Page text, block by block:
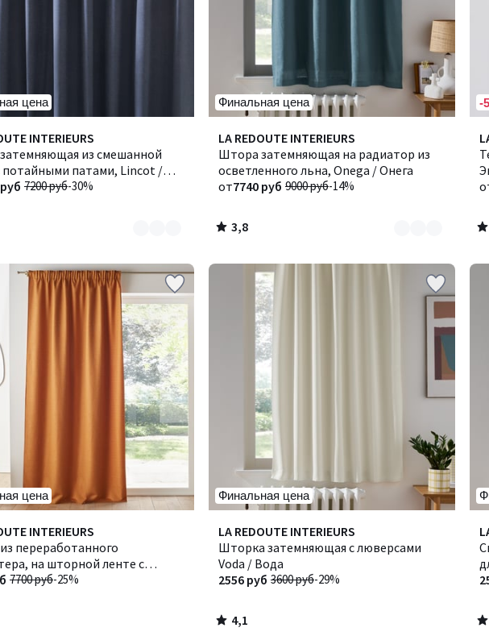
цена
INTERIEURS
из смешанной
потайными патами, Lincot /
7200 руб-30%
Финальная цена
LA REDOUTE INTERIEURS
Штора затемняющая на радиатор из
осветленного льна, Onega / Онега
9000 руб-14%
от7740 руб
3,8
/ 5
Количество
цветов:
3
3,8
/
-
3
/
цена
INTERIEURS
переработанного
на шторной ленте с
волны, SELECT / СЕЛЕКТ
7700 руб-25%
Финальная цена
LA REDOUTE INTERIEURS
Шторка затемняющая с люверсами
Voda / Вода
3600 руб-29%
2556 руб
4,1
/ 5
4,1
/
2
/